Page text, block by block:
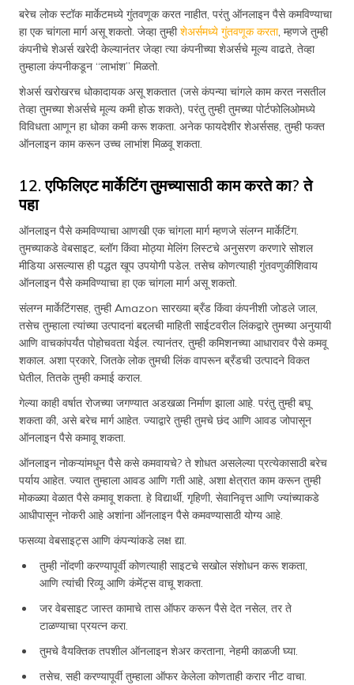
बरेच लोक स्टॉक मार्केटमध्ये गुंतवणूक करत नाहीत, परंतु ऑनलाइन पैसे कमविण्याचा
हा एक चांगला मार्ग असू शकतो. जेव्हा तुम्हीशेअर्समध्ये गुंतवणूक करता, म्हणजे तुम्ही
कंपनीचे शेअर्स खरेदी केल्यानंतर जेव्हा त्या कंपनीच्या शेअर्सचे मूल्य वाढते, तेव्हा
तुम्हाला कंपनीकडून “लाभांश” मिळतो.
शेअर्स खरोखरच धोकादायक असू शकतात (जसे कंपन्या चांगले काम करत नसतील
तेव्हा तुमच्या शेअर्सचे मूल्य कमी होऊ शकते), परंतु तुम्ही तुमच्या पोर्टफोलिओमध्ये
विविधता आणून हा धोका कमी करू शकता. अनेक फायदेशीर शेअर्ससह, तुम्ही फक्त
ऑनलाइन काम करून उच्च लाभांश मिळवू शकता.
12. एफिलिएट मार्केटिंग तुमच्यासाठी काम करते का? ते
पहा
ऑनलाइन पैसे कमविण्याचा आणखी एक चांगला मार्ग म्हणजे संलग्न मार्केटिंग.
तुमच्याकडे वेबसाइट, ब्लॉग किंवा मोठ्या मेलिंग लिस्टचे अनुसरण करणारे सोशल
मीडिया असल्यास ही पद्धत खूप उपयोगी पडेल. तसेच कोणत्याही गुंतवणुकीशिवाय
ऑनलाइन पैसे कमविण्याचा हा एक चांगला मार्ग असू शकतो.
संलग्न मार्केटिंगसह, तुम्ही Amazon सारख्या ब्रँड किंवा कंपनीशी जोडले जाल,
तसेच तुम्हाला त्यांच्या उत्पादनां बद्दलची माहिती साईटवरील लिंकद्वारे तुमच्या अनुयायी
आणि वाचकांपर्यंत पोहोचवता येईल. त्यानंतर, तुम्ही कमिशनच्या आधारावर पैसे कमवू
शकाल. अशा प्रकारे, जितके लोक तुमची लिंक वापरून ब्रँडची उत्पादने विकत
घेतील, तितके तुम्ही कमाई कराल.
गेल्या काही वर्षात रोजच्या जगण्यात अडखळा निर्माण झाला आहे. परंतु तुम्ही बघू
शकता की, असे बरेच मार्ग आहेत. ज्याद्वारे तुम्ही तुमचे छंद आणि आवड जोपासून
ऑनलाइन पैसे कमावू शकता.
ऑनलाइन नोकऱ्यांमधून पैसे कसे कमवायचे? ते शोधत असलेल्या प्रत्येकासाठी बरेच
पर्याय आहेत. ज्यात तुम्हाला आवड आणि गती आहे, अशा क्षेत्रात काम करून तुम्ही
मोकळ्या वेळात पैसे कमावू शकता. हे विद्यार्थी, गृहिणी, सेवानिवृत्त आणि ज्यांच्याकडे
आधीपासून नोकरी आहे अशांना ऑनलाइन पैसे कमवण्यासाठी योग्य आहे.
फसव्या वेबसाइट्स आणि कंपन्यांकडे लक्ष द्या.
तुम्ही नोंदणी करण्यापूर्वी कोणत्याही साइटचे सखोल संशोधन करू शकता,
आणि त्यांची रिव्यू आणि कंमेंट्स वाचू शकता.
जर वेबसाइट जास्त कामाचे तास ऑफर करून पैसे देत नसेल, तर ते
टाळण्याचा प्रयत्न करा.
तुमचे वैयक्तिक तपशील ऑनलाइन शेअर करताना, नेहमी काळजी घ्या.
तसेच, सही करण्यापूर्वी तुम्हाला ऑफर केलेला कोणताही करार नीट वाचा.